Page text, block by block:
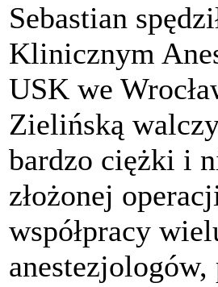
Sebastian
Klinicznym
USK we
Zielińską
bardzo ciężki i
złożonej
współpracy